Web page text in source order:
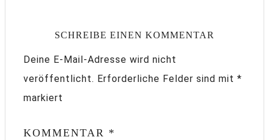
SCHREIBE EINEN KOMMENTAR
Deine E-Mail-Adresse wird nicht
veröffentlicht. Erforderliche Felder sind mit *
markiert
KOMMENTAR *